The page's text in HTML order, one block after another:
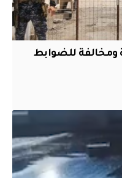
ومخالفة للضوابط